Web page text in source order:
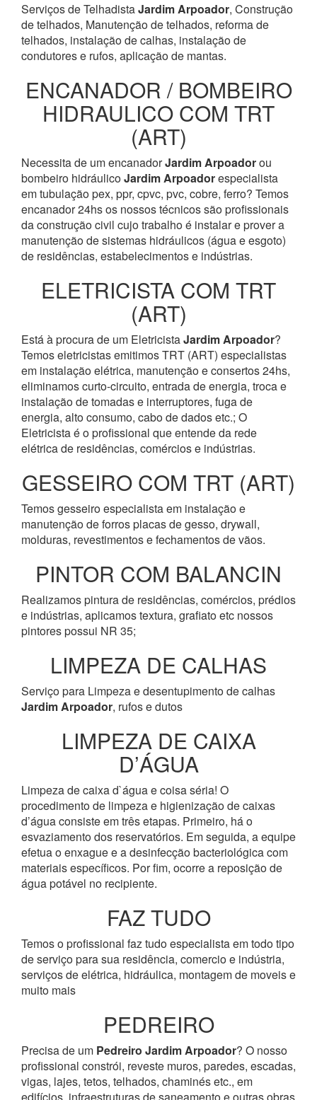
Serviços de TelhadistaJardim Arpoador, Construção
de telhados, Manutenção de telhados, reforma de
telhados, instalação de calhas, instalação de
condutores e rufos, aplicação de mantas.
ENCANADOR / BOMBEIRO
HIDRAULICO COM TRT
(ART)
Necessita de um encanadorJardim Arpoadorou
bombeiro hidráulicoJardim Arpoadorespecialista
em tubulação pex, ppr, cpvc, pvc, cobre, ferro? Temos
encanador 24hs os nossos técnicos são profissionais
da construção civil cujo trabalho é instalar e prover a
manutenção de sistemas hidráulicos (água e esgoto)
de residências, estabelecimentos e indústrias.
ELETRICISTA COM TRT
(ART)
Está à procura de um EletricistaJardim Arpoador?
Temos eletricistas emitimos TRT (ART) especialistas
em instalação elétrica, manutenção e consertos 24hs,
eliminamos curto-circuito, entrada de energia, troca e
instalação de tomadas e interruptores, fuga de
energia, alto consumo, cabo de dados etc.; O
Eletricista é o profissional que entende da rede
elétrica de residências, comércios e indústrias.
GESSEIRO COM TRT (ART)
Temos gesseiro especialista em instalação e
manutenção de forros placas de gesso, drywall,
molduras, revestimentos e fechamentos de vãos.
PINTOR COM BALANCIN
Realizamos pintura de residências, comércios, prédios
e indústrias, aplicamos textura, grafiato etc nossos
pintores possui NR 35;
LIMPEZA DE CALHAS
Serviço para Limpeza e desentupimento de calhas
Jardim Arpoador, rufos e dutos
LIMPEZA DE CAIXA
D’ÁGUA
Limpeza de caixa d`água e coisa séria! O
procedimento de limpeza e higienização de caixas
d’água consiste em três etapas. Primeiro, há o
esvaziamento dos reservatórios. Em seguida, a equipe
efetua o enxague e a desinfecção bacteriológica com
materiais específicos. Por fim, ocorre a reposição de
água potável no recipiente.
FAZ TUDO
Temos o profissional faz tudo especialista em todo tipo
de serviço para sua residência, comercio e indústria,
serviços de elétrica, hidráulica, montagem de moveis e
muito mais
PEDREIRO
Precisa de um Pedreiro Jardim Arpoador? O nosso
profissional constrói, reveste muros, paredes, escadas,
vigas, lajes, tetos, telhados, chaminés etc., em